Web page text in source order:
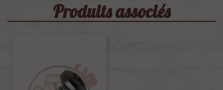
Produits associés